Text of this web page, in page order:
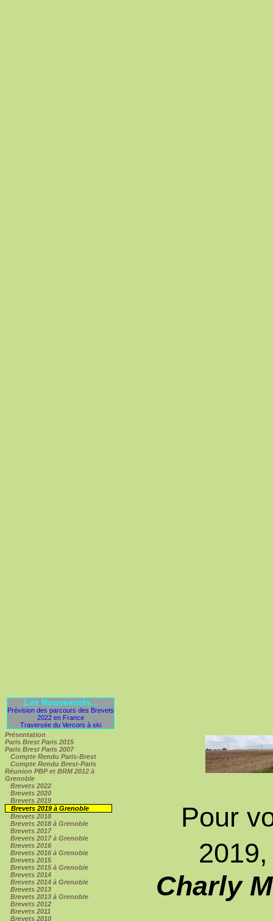
Les Nouveautés...
Prévision des parcours des Brevets
2022 en France
Traversée du Vercors à ski
Présentation
Paris Brest Paris 2015
Paris Brest Paris 2007
Compte Rendu Paris-Brest
Compte Rendu Brest-Paris
Réunion PBP et BRM 2012 à
Grenoble
Brevets 2022
Brevets 2020
Brevets 2019
Brevets 2019 à Grenoble
Brevets 2018
Brevets 2018 à Grenoble
Brevets 2017
Brevets 2017 à Grenoble
Brevets 2016
Brevets 2016 à Grenoble
Brevets 2015
Brevets 2015 à Grenoble
Brevets 2014
Brevets 2014 à Grenoble
Brevets 2013
Brevets 2013 à Grenoble
Brevets 2012
Brevets 2011
Brevets 2010
Pour
Charly